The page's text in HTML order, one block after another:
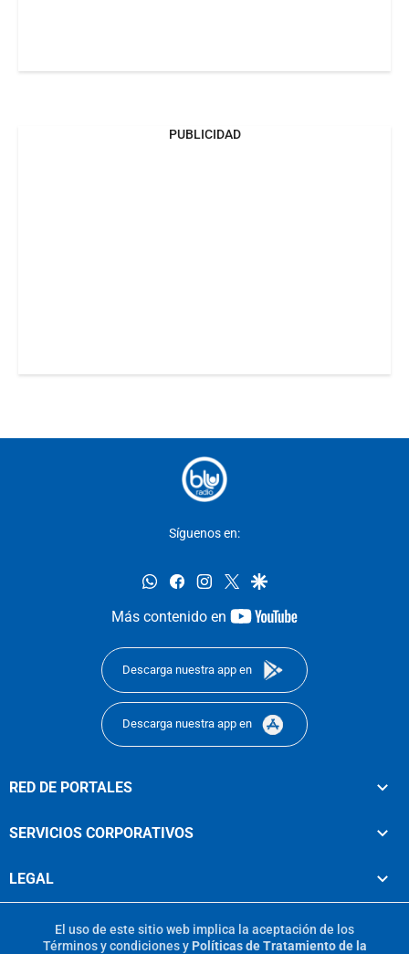
PUBLICIDAD
Síguenos en:
whatsappfacebookinstagram
twittergoogle
Más contenido en
youtube-
Descarga nuestra app en
Descarga nuestra app en
RED DE PORTALES
SERVICIOS CORPORATIVOS
LEGAL
El uso de este sitio web implica la aceptación de los
Términos y condicionesy Políticas de Tratamiento de la